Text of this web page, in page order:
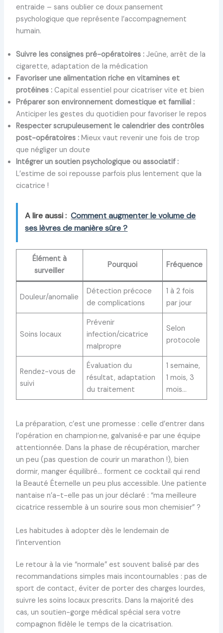
entraide – sans oublier ce doux pansement
psychologique que représente l’accompagnement
humain.
Suivre les consignes pré-opératoires :Jeûne, arrêt de la
cigarette, adaptation de la médication
Favoriser une alimentation riche en vitamines et
protéines :Capital essentiel pour cicatriser vite et bien
Préparer son environnement domestique et familial :
Anticiper les gestes du quotidien pour favoriser le repos
Respecter scrupuleusement le calendrier des contrôles
post-opératoires :Mieux vaut revenir une fois de trop
que négliger un doute
Intégrer un soutien psychologique ou associatif :
L’estime de soi repousse parfois plus lentement que la
cicatrice !
A lire aussi : Comment augmenter le volume de
ses lèvres de manière sûre ?
Élément à
surveiller
Pourquoi Fréquence
Douleur/anomalie
Détection précoce
de complications
1 à 2 fois
par jour
Soins locaux
Prévenir
infection/cicatrice
malpropre
Selon
protocole
Rendez-vous de
suivi
Évaluation du
résultat, adaptation
du traitement
1 semaine,
1 mois, 3
mois…
La préparation, c’est une promesse : celle d’entrer dans
l’opération en champion·ne, galvanisé·e par une équipe
attentionnée. Dans la phase de récupération, marcher
un peu (pas question de courir un marathon !), bien
dormir, manger équilibré… forment ce cocktail qui rend
la Beauté Éternelle un peu plus accessible. Une patiente
nantaise n’a-t-elle pas un jour déclaré : “ma meilleure
cicatrice ressemble à un sourire sous mon chemisier” ?
Les habitudes à adopter dès le lendemain de
l’intervention
Le retour à la vie “normale” est souvent balisé par des
recommandations simples mais incontournables : pas de
sport de contact, éviter de porter des charges lourdes,
suivre les soins locaux prescrits. Dans la majorité des
cas, un soutien-gorge médical spécial sera votre
compagnon fidèle le temps de la cicatrisation.